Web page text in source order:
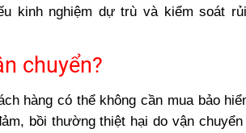
kinh nghiệm dự trù và kiểm soát
chuyển?
hàng có thể không cần mua bảo
bồi thường thiệt hại do vận chuyển